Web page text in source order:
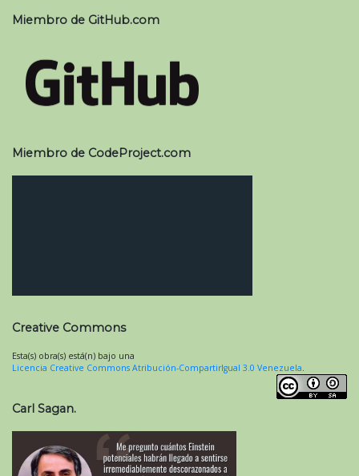
Miembro de GitHub.com
Miembro de CodeProject.com
Creative Commons
Esta(s) obra(s) está(n) bajo una
Licencia Creative Commons Atribución-CompartirIgual 3.0 Venezuela
Carl Sagan.